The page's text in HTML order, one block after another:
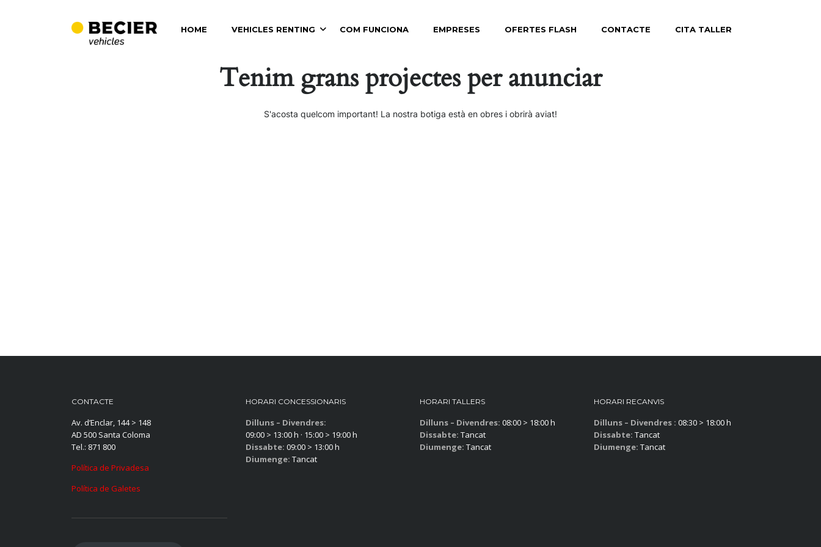
HOME VEHICLES RENTING COM FUNCIONA EMPRESES OFERTES FLASH CONTACTE CITA TALLER
Tenim grans projectes per anunciar
S'acosta quelcom important! La nostra botiga està en obres i obrirà aviat!
CONTACTE
Av. d’Enclar, 144 > 148
AD 500 Santa Coloma
Tel.: 871 800
Política de Privadesa
Política de Galetes
HORARI CONCESSIONARIS
Dilluns – Divendres:
09:00 > 13:00 h · 15:00 > 19:00 h
Dissabte: 09:00 > 13:00 h
Diumenge: Tancat
HORARI TALLERS
Dilluns – Divendres: 08:00 > 18:00 h
Dissabte: Tancat
Diumenge: Tancat
HORARI RECANVIS
Dilluns – Divendres : 08:30 > 18:00 h
Dissabte: Tancat
Diumenge: Tancat